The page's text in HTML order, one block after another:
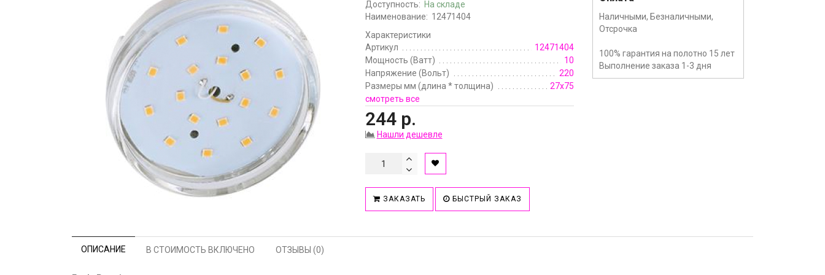
Доступность: На складе
Наименование: 12471404
Характеристики
Артикул
12471404
Мощность (Ватт)
10
Напряжение (Вольт)
220
Размеры мм (длина * толщина)
27х75
смотреть все
244 р.
Нашли дешевле
ЗАКАЗАТЬ БЫСТРЫЙ ЗАКАЗ
Наличными, Безналичными,
Отсрочка
100% гарантия на полотно 15 лет
Выполнение заказа 1-3 дня
ОПИСАНИЕ В СТОИМОСТЬ ВКЛЮЧЕНО ОТЗЫВЫ (0)